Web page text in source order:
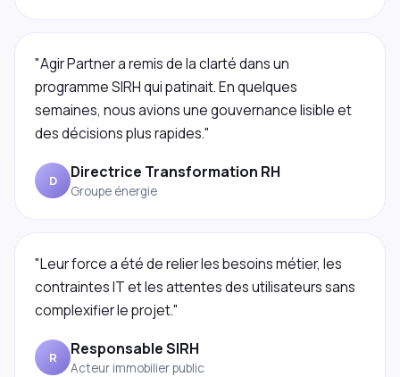
"Agir Partner a remis de la clarté dans un
programme SIRH qui patinait. En quelques
semaines, nous avions une gouvernance lisible et
des décisions plus rapides."
D Directrice Transformation RH
Groupe énergie
"Leur force a été de relier les besoins métier, les
contraintes IT et les attentes des utilisateurs sans
complexifier le projet."
R Responsable SIRH
Acteur immobilier public